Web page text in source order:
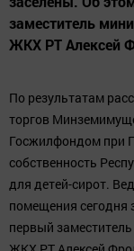
заместитель
ЖКХ РТ Алексей
По результатам
торгов
Госжилфондом при
собственность
для детей-сирот.
помещения сегодня
первый